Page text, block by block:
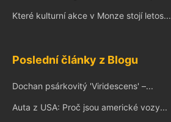
Které kulturní akce v Monze stojí letos...
Poslední články z Blogu
Dochan psárkovitý 'Viridescens' –...
Auta z USA: Proč jsou americké vozy...